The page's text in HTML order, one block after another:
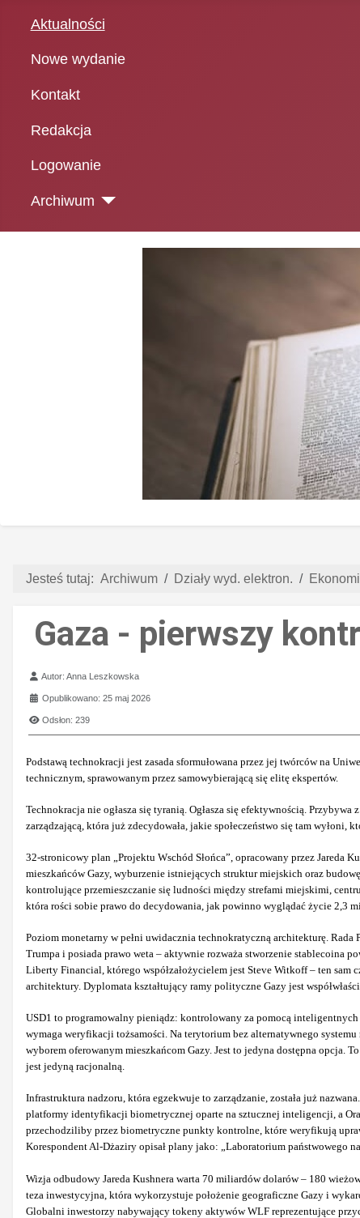
Aktualności
Nowe wydanie
Kontakt
Redakcja
Logowanie
Archiwum
Jesteś tutaj: Archiwum Działy wyd. elektron.
Gaza - pierwszy
Szczegóły
Autor:Anna Leszkowska
Opublikowano: 25 maj 2026
Odsłon: 239
Podstawą technokracji jest zasada sformułowana przez jej twórców na
technicznym, sprawowanym przez samowybierającą się elitę ekspertów.
Technokracja nie ogłasza się tyranią. Ogłasza się efektywnością.
zarządzającą, która już zdecydowała, jakie społeczeństwo się tam
32-stronicowy plan „Projektu Wschód Słońca”, opracowany przez
mieszkańców Gazy, wyburzenie istniejących struktur miejskich oraz
kontrolujące przemieszczanie się ludności między strefami miejskimi,
która rości sobie prawo do decydowania, jak powinno wyglądać życie 2,3
Poziom monetarny w pełni uwidacznia technokratyczną architekturę.
Trumpa i posiada prawo weta – aktywnie rozważa stworzenie stablecoina
Liberty Financial, którego współzałożycielem jest Steve Witkoff – ten
architektury. Dyplomata kształtujący ramy polityczne Gazy jest
USD1 to programowalny pieniądz: kontrolowany za pomocą
wymaga weryfikacji tożsamości. Na terytorium bez alternatywnego
wyborem oferowanym mieszkańcom Gazy. Jest to jedyna dostępna opcja.
jest jedyną racjonalną.
Infrastruktura nadzoru, która egzekwuje to zarządzanie, została już
platformy identyfikacji biometrycznej oparte na sztucznej inteligencji, a
przechodziliby przez biometryczne punkty kontrolne, które weryfikują
Korespondent Al-Dżaziry opisał plany jako: „Laboratorium państwowego
Wizja odbudowy Jareda Kushnera warta 70 miliardów dolarów – 180
teza inwestycyjna, która wykorzystuje położenie geograficzne Gazy i
Globalni inwestorzy nabywający tokeny aktywów WLF reprezentujące